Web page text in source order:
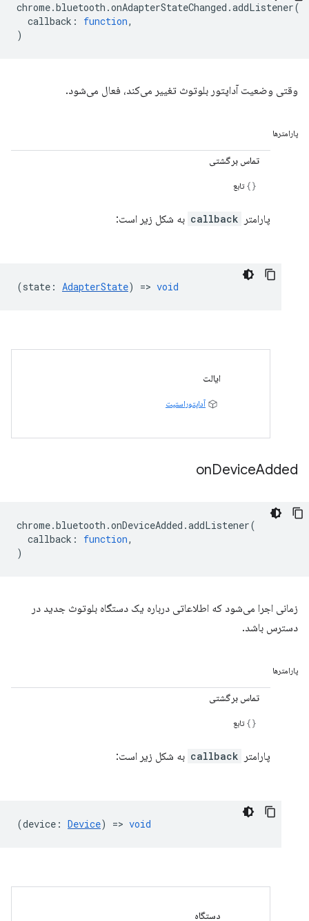
chrome.bluetooth .onAdapterStateChanged .addListener(
callback : function,
)
وقتی وضعیت آداپتور بلوتوث تغییر می‌کند، فعال می‌شود.
پارامترها
تماس برگشتی
تابع
پارامتر callback به شکل زیر است:
(state : AdapterState) => void
ایالت
آداپتوراستیت
onDeviceAdded
chrome.bluetooth .onDeviceAdded .addListener(
callback : function,
)
زمانی اجرا می‌شود که اطلاعاتی درباره یک دستگاه بلوتوث جدید در
دسترس باشد.
پارامترها
تماس برگشتی
تابع
پارامتر callback به شکل زیر است:
(device : Device) => void
دستگاه